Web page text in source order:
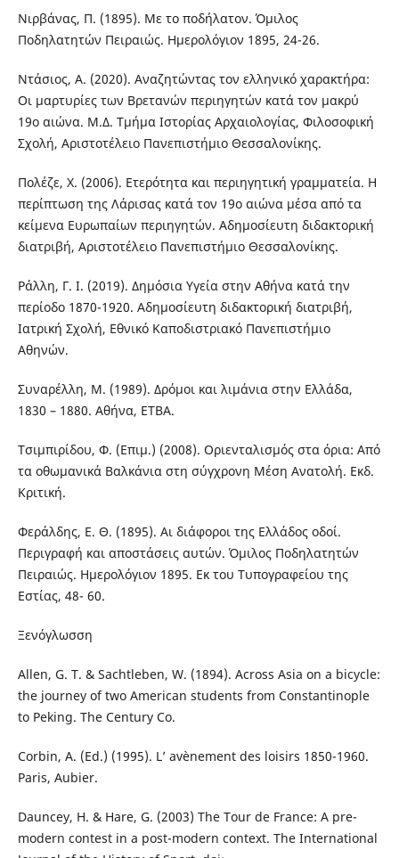
Νιρβάνας, Π. (1895). Με το ποδήλατον. Όμιλος
Ποδηλατητών Πειραιώς. Ημερολόγιον 1895, 24-26.
Ντάσιος, Α. (2020). Αναζητώντας τον ελληνικό χαρακτήρα:
Οι μαρτυρίες των Βρετανών περιηγητών κατά τον μακρύ
19ο αιώνα. Μ.Δ. Τμήμα Ιστορίας Αρχαιολογίας, Φιλοσοφική
Σχολή, Αριστοτέλειο Πανεπιστήμιο Θεσσαλονίκης.
Πολέζε, Χ. (2006). Ετερότητα και περιηγητική γραμματεία. Η
περίπτωση της Λάρισας κατά τον 19ο αιώνα μέσα από τα
κείμενα Ευρωπαίων περιηγητών. Αδημοσίευτη διδακτορική
διατριβή, Αριστοτέλειο Πανεπιστήμιο Θεσσαλονίκης.
Ράλλη, Γ. Ι. (2019). Δημόσια Υγεία στην Αθήνα κατά την
περίοδο 1870-1920. Αδημοσίευτη διδακτορική διατριβή,
Ιατρική Σχολή, Εθνικό Καποδιστριακό Πανεπιστήμιο
Αθηνών.
Συναρέλλη, Μ. (1989). Δρόμοι και λιμάνια στην Ελλάδα,
1830 – 1880. Αθήνα, ΕΤΒΑ.
Τσιμπιρίδου, Φ. (Επιμ.) (2008). Οριενταλισμός στα όρια: Από
τα οθωμανικά Βαλκάνια στη σύγχρονη Μέση Ανατολή. Εκδ.
Κριτική.
Φεράλδης, Ε. Θ. (1895). Αι διάφοροι της Ελλάδος οδοί.
Περιγραφή και αποστάσεις αυτών. Όμιλος Ποδηλατητών
Πειραιώς. Ημερολόγιον 1895. Εκ του Τυπογραφείου της
Εστίας, 48- 60.
Ξενόγλωσση
Allen, G. T. & Sachtleben, W. (1894). Across Asia on a bicycle:
the journey of two American students from Constantinople
to Peking. The Century Co.
Corbin, A. (Ed.) (1995). L’ avènement des loisirs 1850-1960.
Paris, Aubier.
Dauncey, H. & Hare, G. (2003) The Tour de France: A pre-
modern contest in a post-modern context. The International